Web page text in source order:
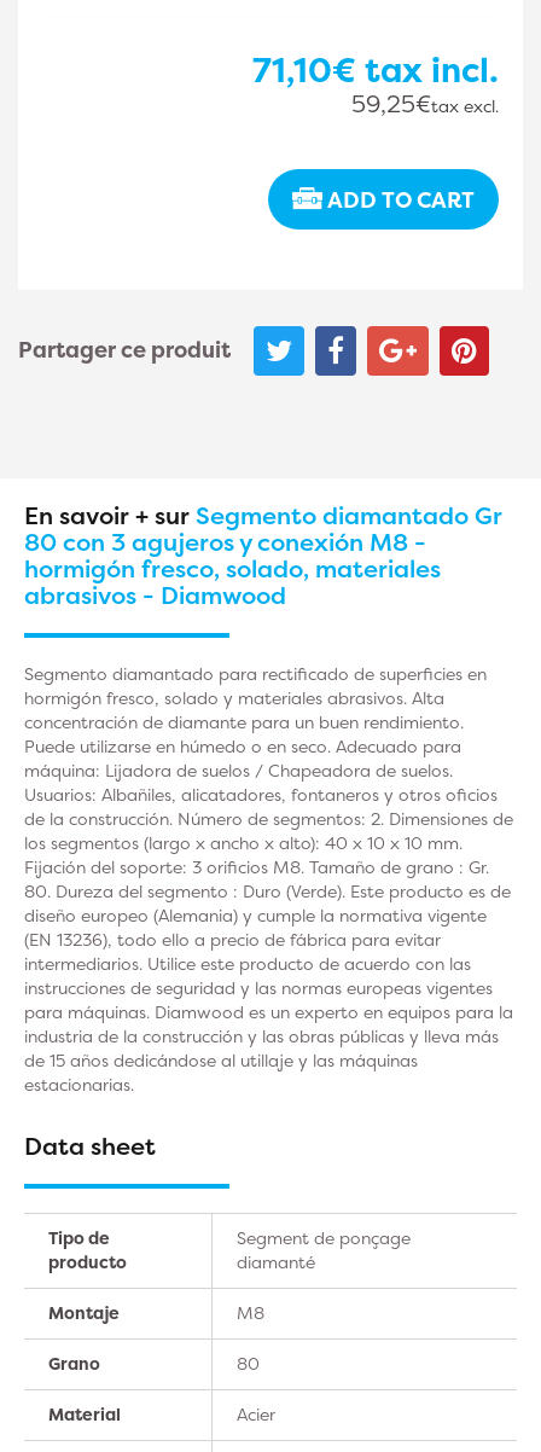
71,10€ tax incl.
59,25€tax excl.
ADD TO CART
Partager ce produit
En savoir + surSegmento diamantado Gr
80 con 3 agujeros y conexión M8 -
hormigón fresco, solado, materiales
abrasivos - Diamwood
Segmento diamantado para rectificado de superficies en
hormigón fresco, solado y materiales abrasivos. Alta
concentración de diamante para un buen rendimiento.
Puede utilizarse en húmedo o en seco. Adecuado para
máquina: Lijadora de suelos / Chapeadora de suelos.
Usuarios: Albañiles, alicatadores, fontaneros y otros oficios
de la construcción. Número de segmentos: 2. Dimensiones de
los segmentos (largo x ancho x alto): 40 x 10 x 10 mm.
Fijación del soporte: 3 orificios M8. Tamaño de grano : Gr.
80. Dureza del segmento : Duro (Verde). Este producto es de
diseño europeo (Alemania) y cumple la normativa vigente
(EN 13236), todo ello a precio de fábrica para evitar
intermediarios. Utilice este producto de acuerdo con las
instrucciones de seguridad y las normas europeas vigentes
para máquinas. Diamwood es un experto en equipos para la
industria de la construcción y las obras públicas y lleva más
de 15 años dedicándose al utillaje y las máquinas
estacionarias.
Data sheet
Tipo de
producto
Segment de ponçage
diamanté
Montaje M8
Grano 80
Material Acier